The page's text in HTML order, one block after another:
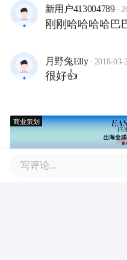
新用户413004789 ·
刚刚哈哈哈哈巴
月野兔Elly · 2018-03-
很好👍
商业策划
写评论...